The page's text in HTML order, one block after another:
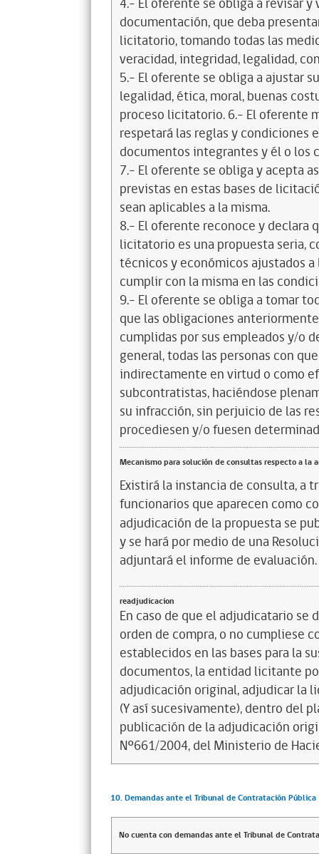
4.- El oferente se obliga a revisar
documentación, que deba
licitatorio, tomando todas las
veracidad, integridad, legalidad,
5.- El oferente se obliga a ajustar
legalidad, ética, moral, buenas
proceso licitatorio. 6.- El oferente
respetará las reglas y condiciones
documentos integrantes y él o los
7.- El oferente se obliga y acepta
previstas en estas bases de
sean aplicables a la misma.
8.- El oferente reconoce y declara
licitatorio es una propuesta seria,
técnicos y económicos ajustados
cumplir con la misma en las
9.- El oferente se obliga a tomar
que las obligaciones
cumplidas por sus empleados y/o
general, todas las personas con
indirectamente en virtud o como
subcontratistas, haciéndose
su infracción, sin perjuicio de las
procediesen y/o fuesen
Mecanismo para solución de consultas respecto a la
Existirá la instancia de consulta, a
funcionarios que aparecen como
adjudicación de la propuesta se
y se hará por medio de una
adjuntará el informe de evaluación.
readjudicacion
En caso de que el adjudicatario
orden de compra, o no cumpliese
establecidos en las bases para la
documentos, la entidad licitante
adjudicación original, adjudicar la
(Y así sucesivamente), dentro del
publicación de la adjudicación
Nº661/2004, del Ministerio de
10. Demandas ante el Tribunal de Contratación Pública
No cuenta con demandas ante el Tribunal de